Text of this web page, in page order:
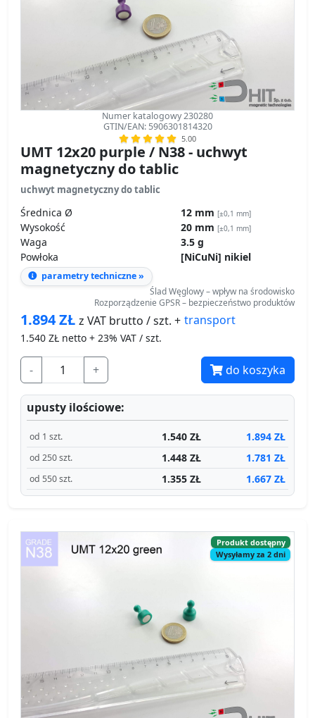
Numer katalogowy 230280
GTIN/EAN: 5906301814320
5.00
UMT 12x20 purple / N38 - uchwyt
magnetyczny do tablic
uchwyt magnetyczny do tablic
Średnica Ø 12 mm [±0,1 mm]
Wysokość 20 mm [±0,1 mm]
Waga
3.5 g
Powłoka
[NiCuNi] nikiel
parametry techniczne »
Ślad Węglowy – wpływ na środowisko
Rozporządzenie GPSR – bezpieczeństwo produktów
1.894ZŁ z VAT brutto / szt. + transport
1.540 ZŁ netto + 23% VAT / szt.
- + do koszyka
upusty ilościowe:
od 1 szt. 1.540 ZŁ 1.894 ZŁ
od 250 szt. 1.448 ZŁ 1.781 ZŁ
od 550 szt. 1.355 ZŁ 1.667 ZŁ
Produkt dostępny
Wysyłamy za 2 dni